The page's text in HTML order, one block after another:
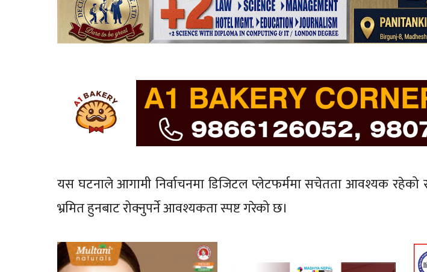
यस घटनाले आगामी निर्वाचनमा डिजिटल प्लेटफर्ममा सचेतता आवश्यक रहेको
भ्रमित हुनबाट रोक्नुपर्ने आवश्यकता स्पष्ट गरेको छ।